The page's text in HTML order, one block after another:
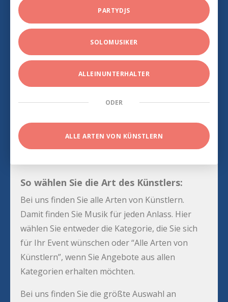
PARTYDJS
SOLOMUSIKER
ALLEINUNTERHALTER
ODER
ALLE ARTEN VON KÜNSTLERN
So wählen Sie die Art des Künstlers:
Bei uns finden Sie alle Arten von Künstlern.
Damit finden Sie Musik für jeden Anlass. Hier
wählen Sie entweder die Kategorie, die Sie sich
für Ihr Event wünschen oder “Alle Arten von
Künstlern”, wenn Sie Angebote aus allen
Kategorien erhalten möchten.
Bei uns finden Sie die größte Auswahl an